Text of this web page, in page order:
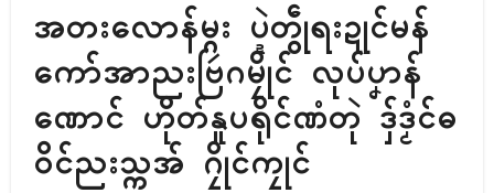
အတးလောန်မ္ဂး ပ္ဍဲတွဵုရးဍုၚ်မန်
ကော်အာညးဗြဴဂမၠိုၚ် လုပ်ပၞာန်
ဏောၚ် ဟိုတ်နူပရိုၚ်ဏံတုဲ ဒှ်ဒၟံၚ်ဓ
ဝိၚ်ညးသ္ကအ် ဂၠိုၚ်ကၠုၚ်